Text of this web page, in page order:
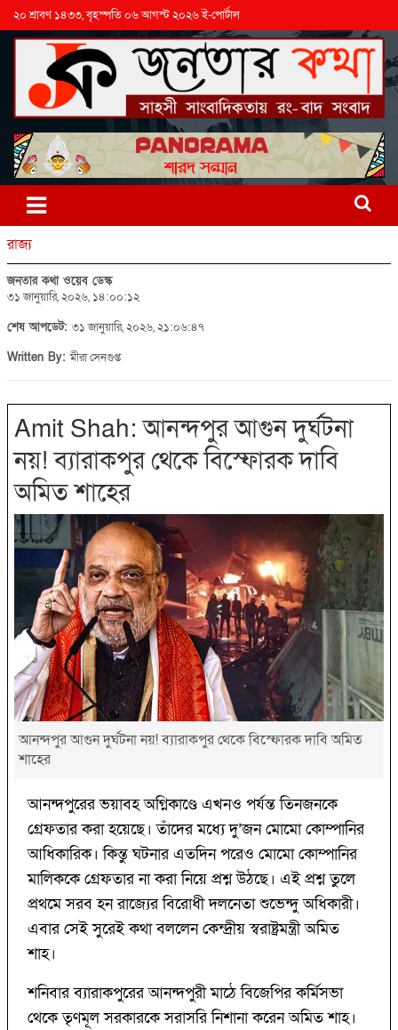
২০ শ্রাবণ ১৪৩৩, বৃহস্পতি ০৬ আগস্ট ২০২৬ ই-পোর্টাল
রাজ্য
জনতার কথা ওয়েব ডেস্ক
৩১ জানুয়ারি, ২০২৬, ১৪:০০:১২
শেষ আপডেট: ৩১ জানুয়ারি, ২০২৬, ২১:০৬:৪৭
Written By:মীরা সেনগুপ্ত
Amit Shah: আনন্দপুর আগুন দুর্ঘটনা
নয়! ব্যারাকপুর থেকে বিস্ফোরক দাবি
অমিত শাহের
আনন্দপুর আগুন দুর্ঘটনা নয়! ব্যারাকপুর থেকে বিস্ফোরক দাবি অমিত
শাহের
আনন্দপুরের ভয়াবহ অগ্নিকাণ্ডে এখনও পর্যন্ত তিনজনকে
গ্রেফতার করা হয়েছে। তাঁদের মধ্যে দু’জন মোমো কোম্পানির
আধিকারিক। কিন্তু ঘটনার এতদিন পরেও মোমো কোম্পানির
মালিককে গ্রেফতার না করা নিয়ে প্রশ্ন উঠছে। এই প্রশ্ন তুলে
প্রথমে সরব হন রাজ্যের বিরোধী দলনেতা শুভেন্দু অধিকারী।
এবার সেই সুরেই কথা বললেন কেন্দ্রীয় স্বরাষ্ট্রমন্ত্রী অমিত
শাহ।
শনিবার ব্যারাকপুরের আনন্দপুরী মাঠে বিজেপির কর্মিসভা
থেকে তৃণমূল সরকারকে সরাসরি নিশানা করেন অমিত শাহ।